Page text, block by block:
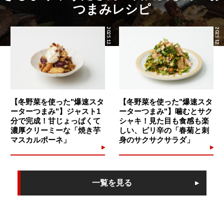
つまみレシピ
2025.12.19
【冬野菜を使った"爆速スタ
ーターつまみ"】ジャスト1
分で完成！甘じょっぱくて
濃厚クリーミーな「焼き芋
マスカルポーネ」
2025.12.18
【冬野菜を使った"爆速スタ
ーターつまみ"】噛むとサク
シャキ！見た目も食感も楽
しい、ピリ辛の「春菊と刺
身のサクサクサラダ」
一覧を見る